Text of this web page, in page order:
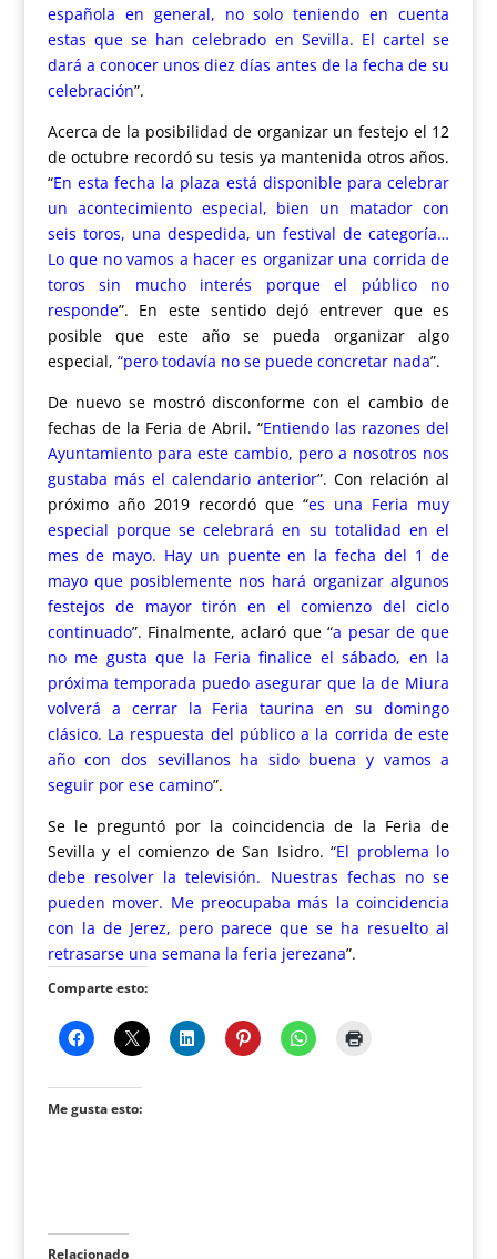
española en general, no solo teniendo en cuenta
estas que se han celebrado en Sevilla. El cartel se
dará a conocer unos diez días antes de la fecha de su
celebración”.
Acerca de la posibilidad de organizar un festejo el 12
de octubre recordó su tesis ya mantenida otros años.
“En esta fecha la plaza está disponible para celebrar
un acontecimiento especial, bien un matador con
seis toros, una despedida, un festival de categoría…
Lo que no vamos a hacer es organizar una corrida de
toros sin mucho interés porque el público no
responde”. En este sentido dejó entrever que es
posible que este año se pueda organizar algo
especial, “pero todavía no se puede concretar nada”.
De nuevo se mostró disconforme con el cambio de
fechas de la Feria de Abril. “Entiendo las razones del
Ayuntamiento para este cambio, pero a nosotros nos
gustaba más el calendario anterior”. Con relación al
próximo año 2019 recordó que “es una Feria muy
especial porque se celebrará en su totalidad en el
mes de mayo. Hay un puente en la fecha del 1 de
mayo que posiblemente nos hará organizar algunos
festejos de mayor tirón en el comienzo del ciclo
continuado”. Finalmente, aclaró que “a pesar de que
no me gusta que la Feria finalice el sábado, en la
próxima temporada puedo asegurar que la de Miura
volverá a cerrar la Feria taurina en su domingo
clásico. La respuesta del público a la corrida de este
año con dos sevillanos ha sido buena y vamos a
seguir por ese camino”.
Se le preguntó por la coincidencia de la Feria de
Sevilla y el comienzo de San Isidro. “El problema lo
debe resolver la televisión. Nuestras fechas no se
pueden mover. Me preocupaba más la coincidencia
con la de Jerez, pero parece que se ha resuelto al
retrasarse una semana la feria jerezana”.
Comparte esto:
Me gusta esto:
Relacionado